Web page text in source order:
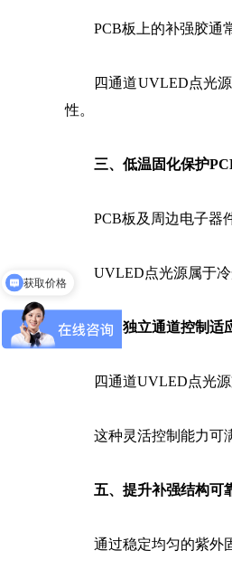
PCB板上的补强胶通常
四通道UVLED点光源
性。
三、低温固化保护
PCB板及周边电子器件
UVLED点光源属于冷光
四、独立通道控制适
四通道UVLED点光源支
这种灵活控制能力可满
五、提升补强结构可
通过稳定均匀的紫外固
获取价格